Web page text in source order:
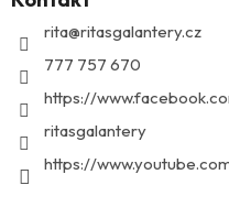
a
rita@ritasgalantery.cz
777 757 670
https://
ritasgalantery
https://